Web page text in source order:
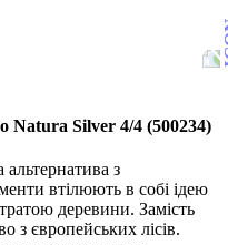
Natura Silver 4/4 (500234)
альтернатива з
втілюють в собі ідею
деревини. Замість
з європейських лісів.